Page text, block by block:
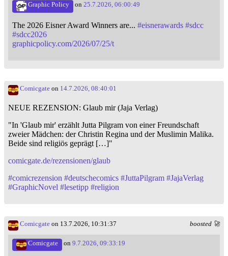
Graphic Policy on 25.7.2026, 06:00:49
The 2026 Eisner Award Winners are... #eisnerawards #sdcc
#sdcc2026
graphicpolicy.com/2026/07/25/t
Comicgate on 14.7.2026, 08:40:01
NEUE REZENSION: Glaub mir (Jaja Verlag)
"In 'Glaub mir' erzählt Jutta Pilgram von einer Freundschaft
zweier Mädchen: der Christin Regina und der Muslimin Malika.
Beide sind religiös geprägt […]"
comicgate.de/rezensionen/glaub
#comicrezension #deutschecomics #JuttaPilgram #JajaVerlag
#GraphicNovel #lesetipp #religion
boosted 🚀
Comicgate on 13.7.2026, 10:31:37
Comicgate on 9.7.2026, 09:33:19